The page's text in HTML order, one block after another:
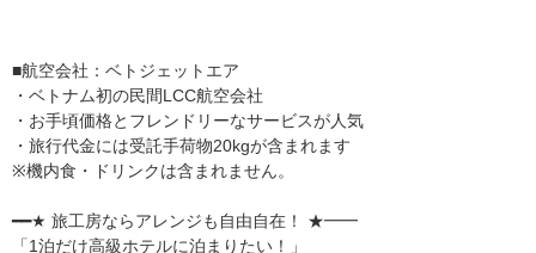
■航空会社：ベトジェットエア
・ベトナム初の民間LCC航空会社
・お手頃価格とフレンドリーなサービスが人気
・旅行代金には受託手荷物20kgが含まれます
※機内食・ドリンクは含まれません。
━━★ 旅工房ならアレンジも自由自在！ ★━━
「1泊だけ高級ホテルに泊まりたい！」